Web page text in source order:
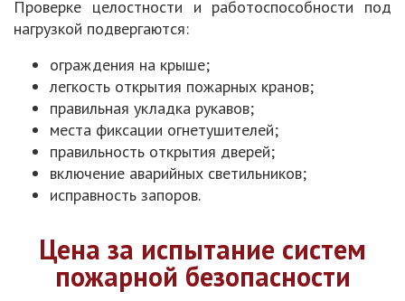
Проверке целостности и работоспособности под
нагрузкой подвергаются:
ограждения на крыше;
легкость открытия пожарных кранов;
правильная укладка рукавов;
места фиксации огнетушителей;
правильность открытия дверей;
включение аварийных светильников;
исправность запоров.
Цена за испытание систем
пожарной безопасности